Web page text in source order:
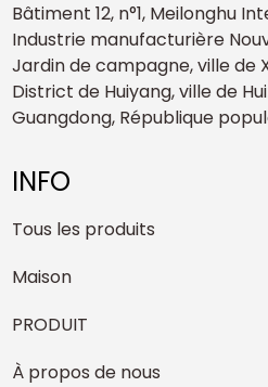
Bâtiment 12, n°1, Meilonghu
Industrie manufacturière
Jardin de campagne, ville de
District de Huiyang, ville de
Guangdong, République
INFO
Tous les produits
Maison
PRODUIT
À propos de nous